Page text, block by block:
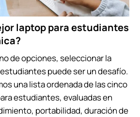
laptop para estudiantes
de opciones, seleccionar la
puede ser un desafío.
una lista ordenada de las cinco
estudiantes, evaluadas en
portabilidad, duración de